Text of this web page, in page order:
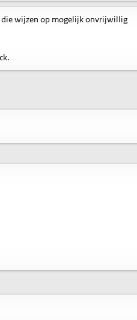
die wijzen op mogelijk onvrijwillig